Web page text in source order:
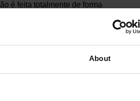
About
é feita totalmente de forma
modelo CAD da peça, o programa
para você, responda às